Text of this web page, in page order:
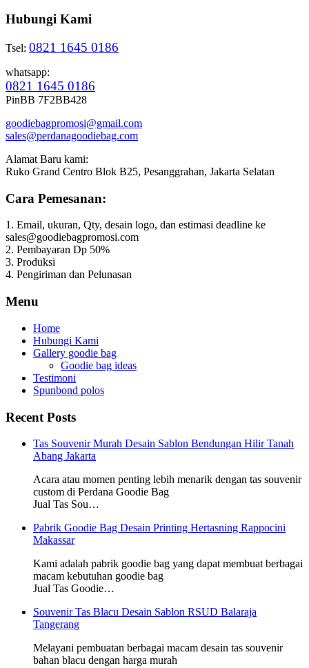
Hubungi Kami
Tsel: 0821 1645 0186
whatsapp:
0821 1645 0186
PinBB 7F2BB428
goodiebagpromosi@gmail.com
sales@perdanagoodiebag.com
Alamat Baru kami:
Ruko Grand Centro Blok B25, Pesanggrahan, Jakarta Selatan
Cara Pemesanan:
1. Email, ukuran, Qty, desain logo, dan estimasi deadline ke
sales@goodiebagpromosi.com
2. Pembayaran Dp 50%
3. Produksi
4. Pengiriman dan Pelunasan
Menu
Home
Hubungi Kami
Gallery goodie bag
Goodie bag ideas
Testimoni
Spunbond polos
Recent Posts
Tas Souvenir Murah Desain Sablon Bendungan Hilir Tanah
Abang Jakarta
Acara atau momen penting lebih menarik dengan tas souvenir
custom di Perdana Goodie Bag
Jual Tas Sou…
Pabrik Goodie Bag Desain Printing Hertasning Rappocini
Makassar
Kami adalah pabrik goodie bag yang dapat membuat berbagai
macam kebutuhan goodie bag
Jual Tas Goodie…
Souvenir Tas Blacu Desain Sablon RSUD Balaraja
Tangerang
Melayani pembuatan berbagai macam desain tas souvenir
bahan blacu dengan harga murah